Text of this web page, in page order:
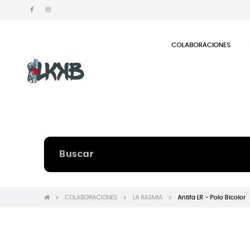
COLABORACIONES
COLABORACIONES LA RASMIA Antifa LR - Polo Bicolor